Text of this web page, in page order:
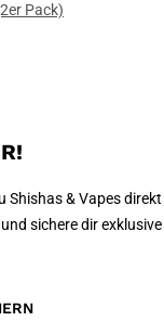
Pack)
Shishas & Vapes direkt
sichere dir exklusive